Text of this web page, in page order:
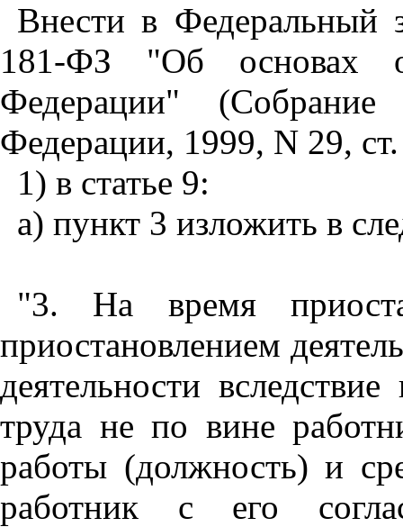
Внести в Федеральный
181-ФЗ "Об основах
Федерации" (Собрание
Федерации, 1999, N 29,
1) в статье 9:
а) пункт 3 изложить в
"3. На время
приостановлением
деятельности
труда не по вине
работы (должность) и
работник с его